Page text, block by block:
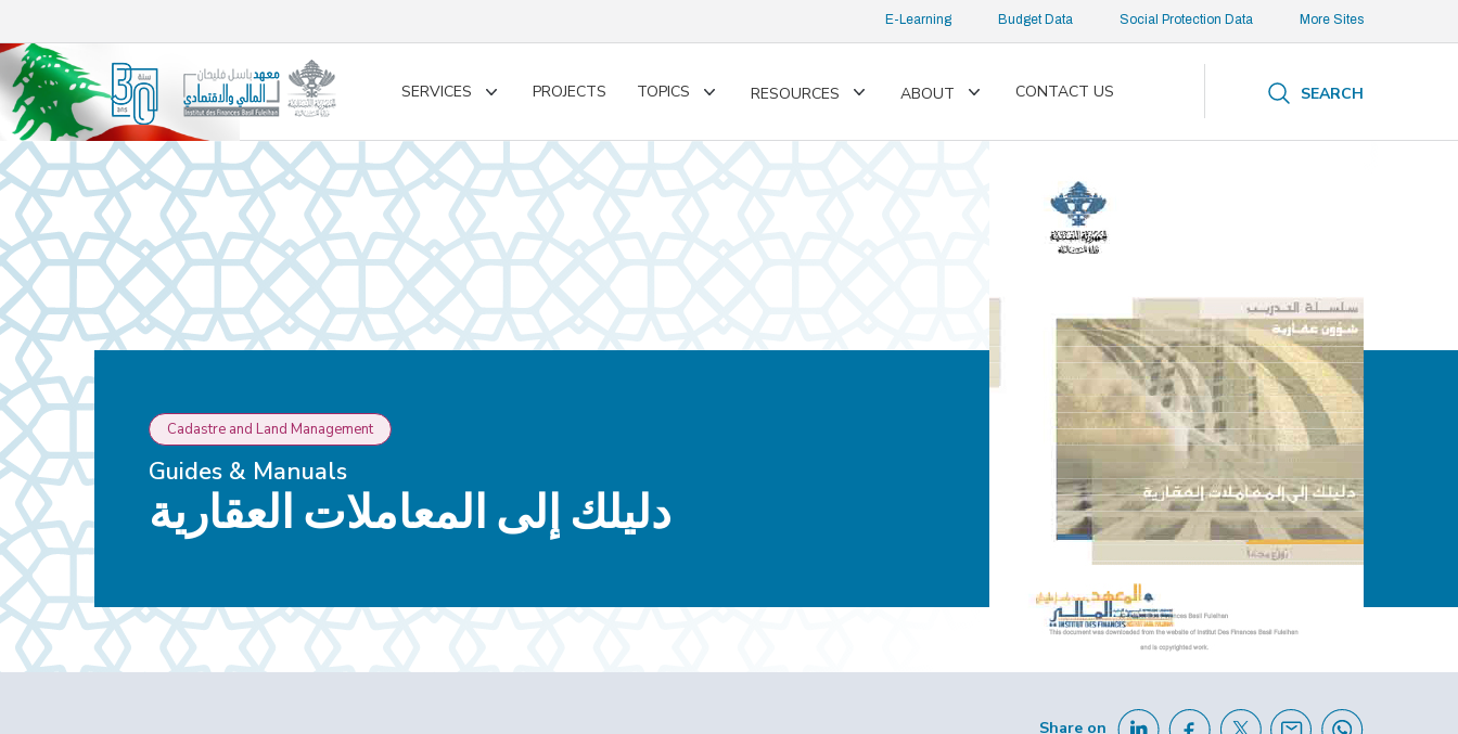
E-Learning Budget Data Social Protection Data More Sites
SERVICES
Toggle
PROJECTS TOPICS
ToggleRESOURCES
ToggleABOUT
Toggle
CONTACT US SEARCH
Cadastre and Land Management
Guides & Manuals
دليلك إلى المعاملات العقارية
Share on